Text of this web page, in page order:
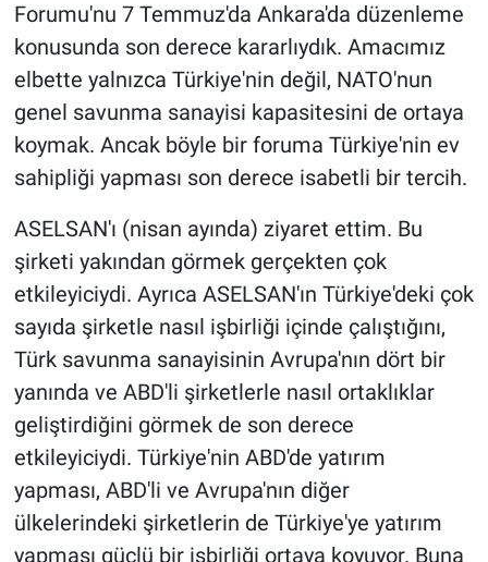
Forumu'nu 7 Temmuz'da Ankara'da düzenleme
konusunda son derece kararlıydık. Amacımız
elbette yalnızca Türkiye'nin değil, NATO'nun
genel savunma sanayisi kapasitesini de ortaya
koymak. Ancak böyle bir foruma Türkiye'nin ev
sahipliği yapması son derece isabetli bir tercih.
ASELSAN'ı (nisan ayında) ziyaret ettim. Bu
şirketi yakından görmek gerçekten çok
etkileyiciydi. Ayrıca ASELSAN'ın Türkiye'deki çok
sayıda şirketle nasıl işbirliği içinde çalıştığını,
Türk savunma sanayisinin Avrupa'nın dört bir
yanında ve ABD'li şirketlerle nasıl ortaklıklar
geliştirdiğini görmek de son derece
etkileyiciydi. Türkiye'nin ABD'de yatırım
yapması, ABD'li ve Avrupa'nın diğer
ülkelerindeki şirketlerin de Türkiye'ye yatırım
yapması güçlü bir işbirliği ortaya koyuyor. Buna